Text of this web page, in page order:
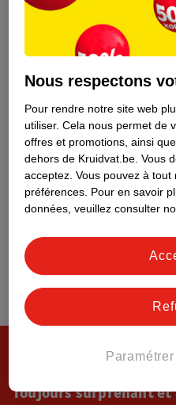
Toujours surprenant et
Nous respectons
Pour rendre notre site web
utiliser. Cela nous permet de
offres et promotions, ainsi
dehors de Kruidvat.be. Vous
acceptez. Vous pouvez à
préférences. Pour en savoir
données, veuillez consulter